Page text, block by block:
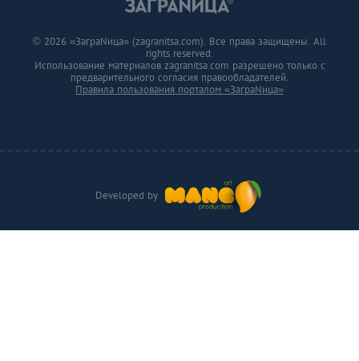
Developed by
© 2026 «ЗаграNица» (zagranitsa.com). Все права защищены. All
rights reserved.
Использование материалов zagranitsa.com разрешено только с
предварительного согласия правообладателей.
Правила пользования порталом «ЗаграNица»